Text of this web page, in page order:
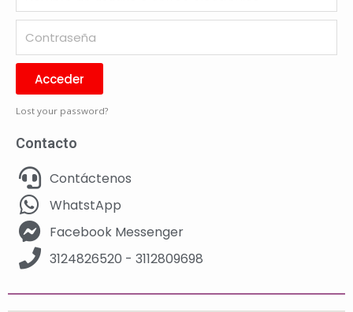
Acceder
Lost your password?
Contacto
Contáctenos
WhatstApp
Facebook Messenger
3124826520 - 3112809698